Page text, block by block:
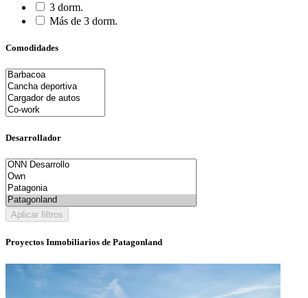
3 dorm.
Más de 3 dorm.
Comodidades
Desarrollador
Aplicar filtros
Proyectos Inmobiliarios de Patagonland